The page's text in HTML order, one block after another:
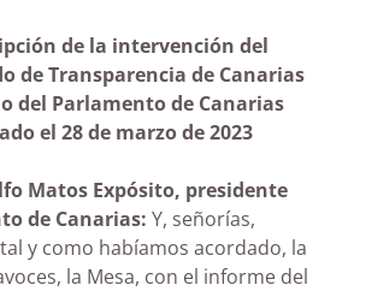
de la intervención del
de Transparencia de Canarias
del Parlamento de Canarias
el 28 de marzo de 2023
Matos Expósito, presidente
de Canarias: Y, señorías,
y como habíamos acordado, la
la Mesa, con el informe del